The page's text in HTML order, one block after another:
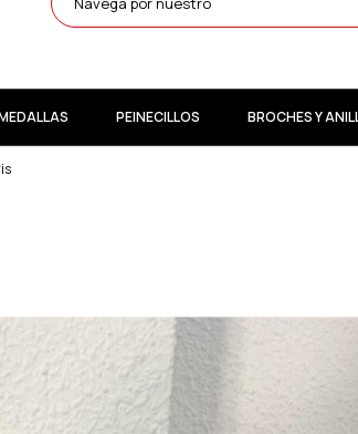
PEINECILLOS BROCHES Y